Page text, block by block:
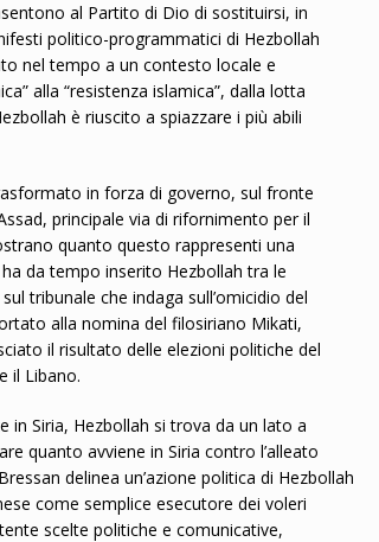
al Partito di Dio di sostituirsi, in
politico-programmatici di Hezbollah
nel tempo a un contesto locale e
alla “resistenza islamica”, dalla lotta
è riuscito a spiazzare i più abili
in forza di governo, sul fronte
principale via di rifornimento per il
quanto questo rappresenti una
da tempo inserito Hezbollah tra le
tribunale che indaga sull’omicidio del
alla nomina del filosiriano Mikati,
il risultato delle elezioni politiche del
il Libano.
in Siria, Hezbollah si trova da un lato a
quanto avviene in Siria contro l’alleato
delinea un’azione politica di Hezbollah
come semplice esecutore dei voleri
scelte politiche e comunicative,